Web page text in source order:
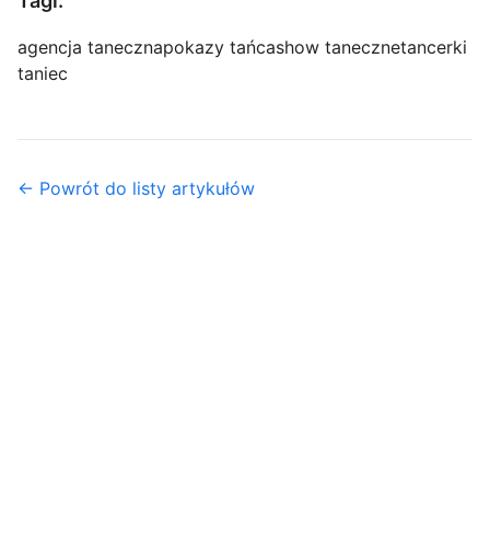
agencja tanecznapokazy tańcashow tanecznetancerki
taniec
← Powrót do listy artykułów